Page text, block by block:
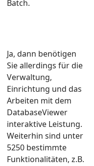
Batch.
Ja, dann benötigen
Sie allerdings für die
Verwaltung,
Einrichtung und das
Arbeiten mit dem
DatabaseViewer
interaktive Leistung.
Weiterhin sind unter
5250 bestimmte
Funktionalitäten, z.B.